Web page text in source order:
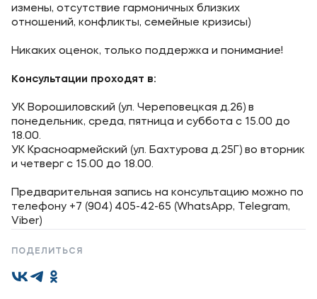
Карьера
Приемная комиссия
+7 (8442) 49-71-33
Полезное
Банковские реквизиты
измены, отсутствие гармоничных близких
отношений, конфликты, семейные кризисы)
Никаких оценок, только поддержка и понимание!
Консультации проходят в:
УК Ворошиловский (ул. Череповецкая д.26) в
понедельник, среда, пятница и суббота с 15.00 до
18.00.
УК Красноармейский (ул. Бахтурова д.25Г) во вторник
и четверг с 15.00 до 18.00.
Предварительная запись на консультацию можно по
телефону +7 (904) 405-42-65 (WhatsApp, Telegram,
Viber)
ПОДЕЛИТЬСЯ